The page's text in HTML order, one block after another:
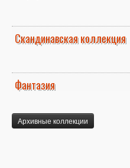
Скандинавская коллекция
Фантазия
Архивные коллекции